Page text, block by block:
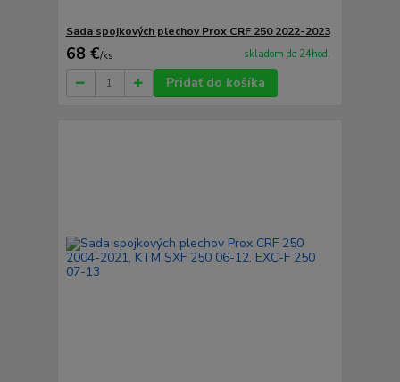
Sada spojkových plechov Prox CRF 250 2022-2023
68 €/ks skladom do 24hod.
Pridať do košíka